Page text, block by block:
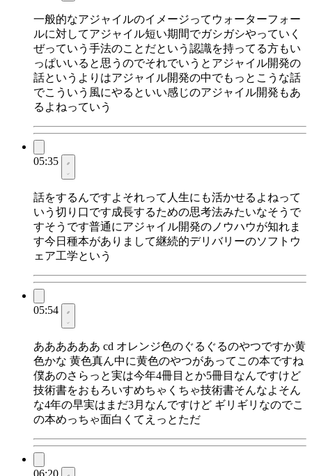
一般的なアジャイルのイメージってウォーターフォー
ルに対してアジャイル短い期間でガシガシやっていく
ぜっていう手法のことだという認識を持ってる方もい
っぱいいると思うのでそれでいうとアジャイル開発の
話というよりはアジャイル開発の中でもっとこうな話
でこういう風にやるといい感じのアジャイル開発もあ
るよねっていう
05:35
話をするんですよそれって人生にも活かせるよねって
いう切り口です成長するための思考法みたいなそうで
すそうです普通にアジャイル開発のノウハウが知れま
す今日種本がありまして継続的デリバリーのソフトウ
ェア工学という
05:54
ああああああ cd オレンジ色のぐるぐるのやつですか黄
色かな 黄色真ん中に黄色のやつがあってこの本ですね
僕あのさらっと実は今年4冊目とか5冊目なんですけど
技術書をおもろいすめちゃくちゃ技術書そんなよそん
な4年の早実はまだ3月なんですけど ギリギリなのでこ
の本めっちゃ面白くてえっとただ